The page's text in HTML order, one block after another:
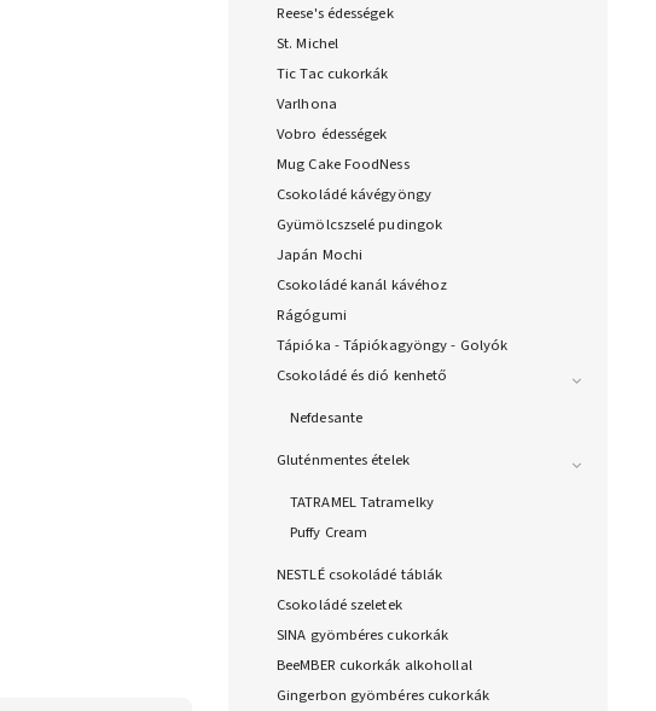
Reese's édességek
St. Michel
Tic Tac cukorkák
Varlhona
Vobro édességek
Mug Cake FoodNess
Csokoládé kávégyöngy
Gyümölcszselé pudingok
Japán Mochi
Csokoládé kanál kávéhoz
Rágógumi
Tápióka - Tápiókagyöngy - Golyók
Csokoládé és dió kenhető
Nefdesante
Gluténmentes ételek
TATRAMEL Tatramelky
Puffy Cream
NESTLÉ csokoládé táblák
Csokoládé szeletek
SINA gyömbéres cukorkák
BeeMBER cukorkák alkohollal
Gingerbon gyömbéres cukorkák